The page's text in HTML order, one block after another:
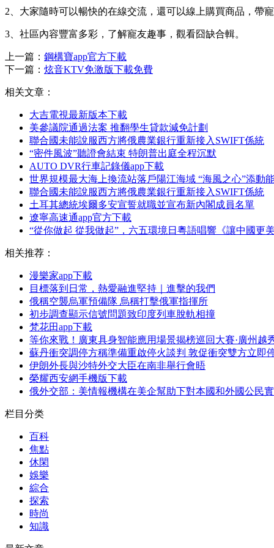
2、大家隨時可以暢快的在線交流，還可以線上購買商品，帶寵
3、社區內容豐富多彩，了解寵友趣事，觀看囧缺合輯。
上一篇： 鋼構寶app官方下載
下一篇： 炫音KTV免激版下載免費
相关文章：
大吉電視最新版本下載
美參議院通過法案 推翻學生貸款減免計劃
聯合國未能說服西方將俄農業銀行重新接入SWIFT係統
“密件風波”聽證會結束 特朗普出庭全程沉默
AUTO DVR行車記錄儀app下載
世界規模最大海上換流站落戶陽江海域 “海風之心”添動
聯合國未能說服西方將俄農業銀行重新接入SWIFT係統
土耳其總統埃爾多安宣誓就職並宣布新內閣成員名單
遼寧高速通app官方下載
“從你做起 從我做起”，六五環境日粵語唱響《讓中國更美
相关推荐：
漫樂家app下載
目標落到日常，熱愛融進堅持｜進擊的我們
俄稱空襲烏軍預備隊 烏稱打擊俄軍指揮所
初步調查顯示信號問題致印度列車脫軌相撞
梵花田app下載
等你來戰！廣東具身智能應用場景揭榜巡回大賽·廣州越
蘇丹衝突調停方稱準備重啟停火談判 敦促衝突雙方立即
伊朗外長與沙特外交大臣在南非舉行會晤
榮耀西安網手機版下載
俄外交部：美情報機構在美企幫助下對本國和外國公民
栏目分类
百科
焦點
休閑
娛樂
綜合
探索
時尚
知識